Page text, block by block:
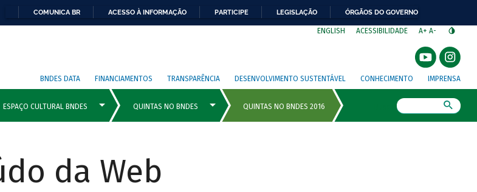
COMUNICA BR ACESSO À INFORMAÇÃO PARTICIPE LEGISLAÇÃO ÓRGÃOS DO GOVERNO
ENGLISH ACESSIBILIDADE A+ A-
BNDES DATA FINANCIAMENTOS TRANSPARÊNCIA DESENVOLVIMENTO SUSTENTÁVEL CONHECIMENTO IMPRENSA
da Web